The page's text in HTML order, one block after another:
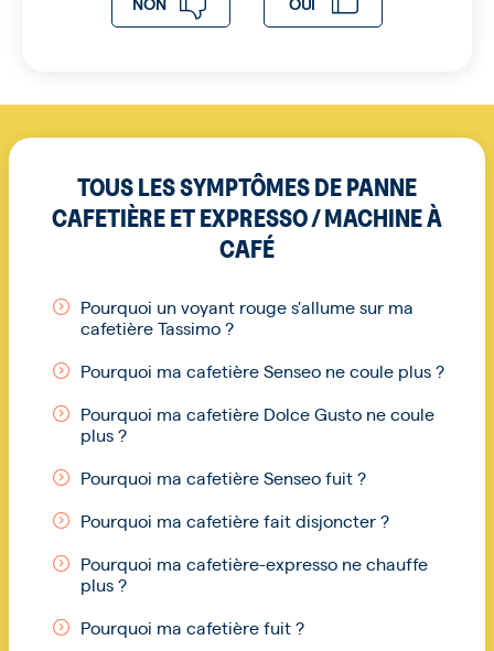
TOUS LES SYMPTÔMES DE PANNE
CAFETIÈRE ET EXPRESSO / MACHINE À
CAFÉ
Pourquoi un voyant rouge s'allume sur ma
cafetière Tassimo ?
Pourquoi ma cafetière Senseo ne coule plus ?
Pourquoi ma cafetière Dolce Gusto ne coule
plus ?
Pourquoi ma cafetière Senseo fuit ?
Pourquoi ma cafetière fait disjoncter ?
Pourquoi ma cafetière-expresso ne chauffe
plus ?
Pourquoi ma cafetière fuit ?